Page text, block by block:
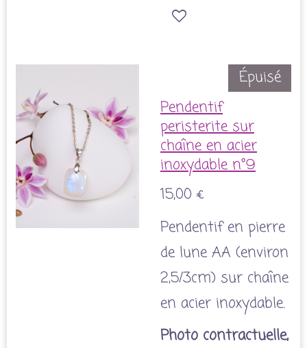
Épuisé
Pendentif
peristerite sur
chaîne en acier
inoxydable n°9
15,00 €
Pendentif en pierre
de lune AA (environ
2,5/3cm) sur chaîne
en acier inoxydable.
Photo contractuelle,